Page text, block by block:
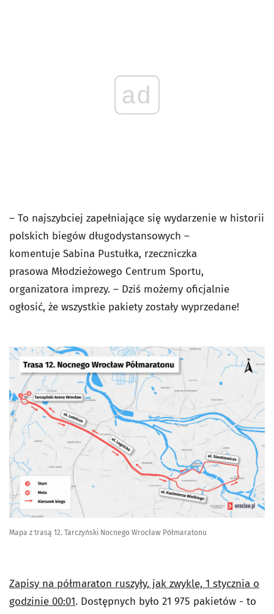
ad
– To najszybciej zapełniające się wydarzenie w historii
polskich biegów długodystansowych –
komentuje Sabina Pustułka, rzeczniczka
prasowa Młodzieżowego Centrum Sportu,
organizatora imprezy. – Dziś możemy oficjalnie
ogłosić, że wszystkie pakiety zostały wyprzedane!
Mapa z trasą 12. Tarczyński Nocnego Wrocław Półmaratonu
Zapisy na półmaraton ruszyły, jak zwykle, 1 stycznia o
godzinie 00:01. Dostępnych było 21 975 pakietów - to